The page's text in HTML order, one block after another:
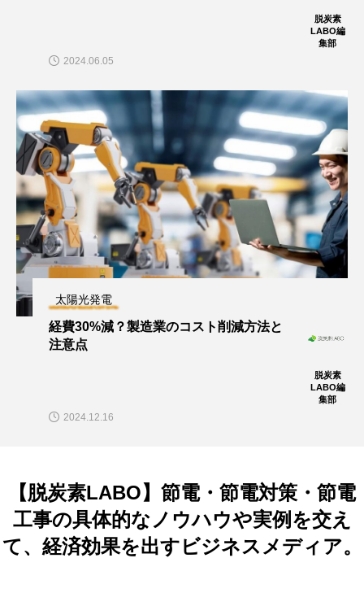
脱炭素
LABO編
集部
2024.06.05
太陽光発電
経費30%減？製造業のコスト削減方法と
注意点
脱炭素
LABO編
集部
2024.12.16
【脱炭素LABO】節電・節電対策・節電
工事の具体的なノウハウや実例を交え
て、経済効果を出すビジネスメディア。